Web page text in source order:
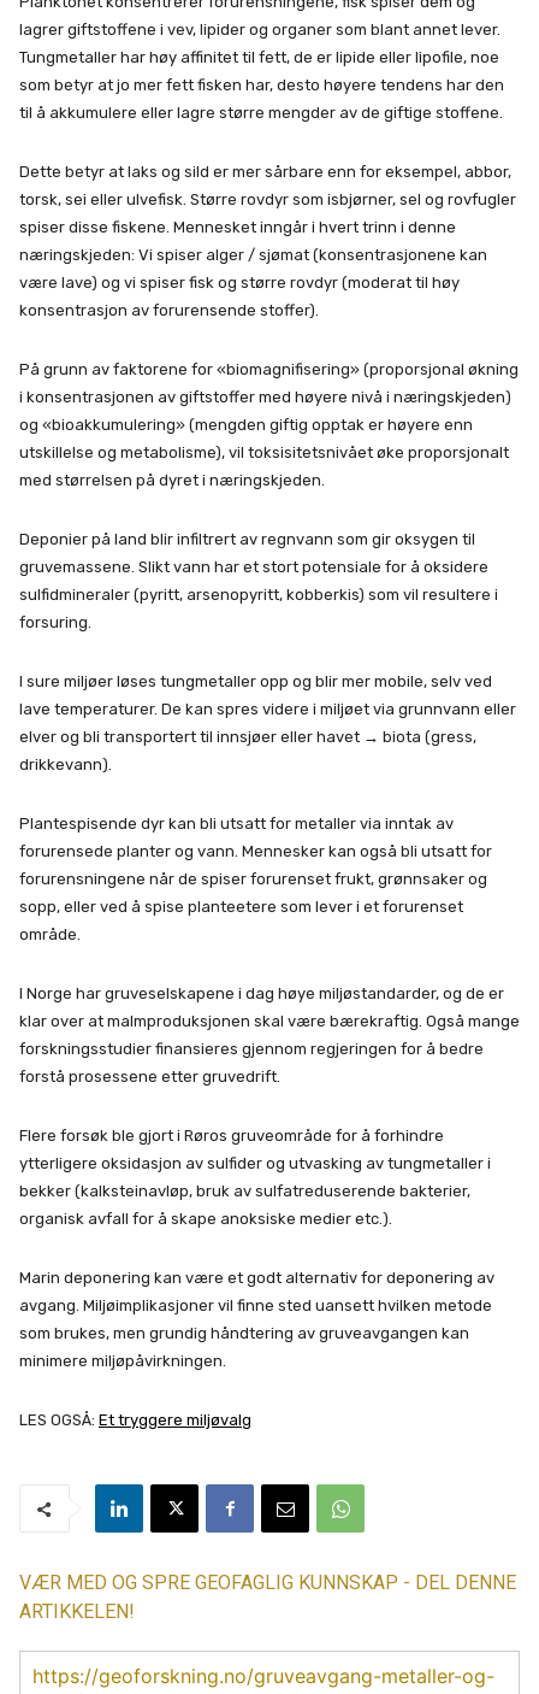
lagrer giftstoffene i vev, lipider og organer som blant annet lever.
Tungmetaller har høy affinitet til fett, de er lipide eller lipofile, noe
som betyr at jo mer fett fisken har, desto høyere tendens har den
til å akkumulere eller lagre større mengder av de giftige stoffene.
Dette betyr at laks og sild er mer sårbare enn for eksempel, abbor,
torsk, sei eller ulvefisk. Større rovdyr som isbjørner, sel og rovfugler
spiser disse fiskene. Mennesket inngår i hvert trinn i denne
næringskjeden: Vi spiser alger / sjømat (konsentrasjonene kan
være lave) og vi spiser fisk og større rovdyr (moderat til høy
konsentrasjon av forurensende stoffer).
På grunn av faktorene for «biomagnifisering» (proporsjonal økning
i konsentrasjonen av giftstoffer med høyere nivå i næringskjeden)
og «bioakkumulering» (mengden giftig opptak er høyere enn
utskillelse og metabolisme), vil toksisitetsnivået øke proporsjonalt
med størrelsen på dyret i næringskjeden.
Deponier på land blir infiltrert av regnvann som gir oksygen til
gruvemassene. Slikt vann har et stort potensiale for å oksidere
sulfidmineraler (pyritt, arsenopyritt, kobberkis) som vil resultere i
forsuring.
I sure miljøer løses tungmetaller opp og blir mer mobile, selv ved
lave temperaturer. De kan spres videre i miljøet via grunnvann eller
elver og bli transportert til innsjøer eller havet → biota (gress,
drikkevann).
Plantespisende dyr kan bli utsatt for metaller via inntak av
forurensede planter og vann. Mennesker kan også bli utsatt for
forurensningene når de spiser forurenset frukt, grønnsaker og
sopp, eller ved å spise planteetere som lever i et forurenset
område.
I Norge har gruveselskapene i dag høye miljøstandarder, og de er
klar over at malmproduksjonen skal være bærekraftig. Også mange
forskningsstudier finansieres gjennom regjeringen for å bedre
forstå prosessene etter gruvedrift.
Flere forsøk ble gjort i Røros gruveområde for å forhindre
ytterligere oksidasjon av sulfider og utvasking av tungmetaller i
bekker (kalksteinavløp, bruk av sulfatreduserende bakterier,
organisk avfall for å skape anoksiske medier etc.).
Marin deponering kan være et godt alternativ for deponering av
avgang. Miljøimplikasjoner vil finne sted uansett hvilken metode
som brukes, men grundig håndtering av gruveavgangen kan
minimere miljøpåvirkningen.
LES OGSÅ: Et tryggere miljøvalg
VÆR MED OG SPRE GEOFAGLIG KUNNSKAP - DEL DENNE
ARTIKKELEN!
https://geoforskning.no/gruveavgang-metaller-og-